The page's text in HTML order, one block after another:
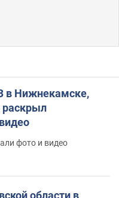
в Нижнекамске,
раскрыл
фото и видео
области в